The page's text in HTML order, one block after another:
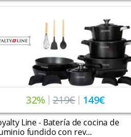
32% 219€ 149€
Line - Batería de cocina de
fundido con rev...